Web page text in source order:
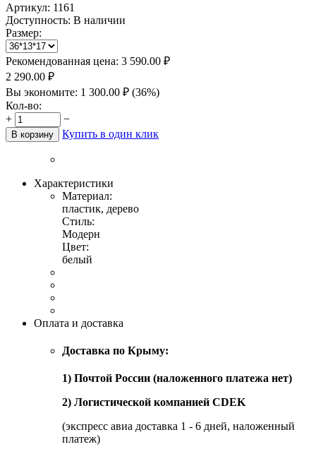
Артикул: 1161
Доступность: В наличии
Размер:
Рекомендованная цена: 3 590.00 ₽
2 290.00 ₽
Вы экономите: 1 300.00 ₽ (36%)
Кол-во:
+
−
В корзину Купить в один клик
Характеристики
Материал:
пластик, дерево
Стиль:
Модерн
Цвет:
белый
Оплата и доставка
Доставка по Крыму:
1) Почтой России (наложенного платежа нет)
2) Логистической компанией CDEK
(экспресс авиа доставка 1 - 6 дней, наложенный
платеж)